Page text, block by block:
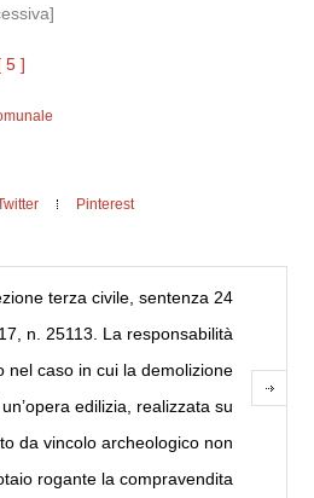
5 ]
Pinterest
terza civile, sentenza 24
n. 25113. La responsabilità
nel caso in cui la demolizione
edilizia, realizzata su
da vincolo archeologico non
rogante la compravendita